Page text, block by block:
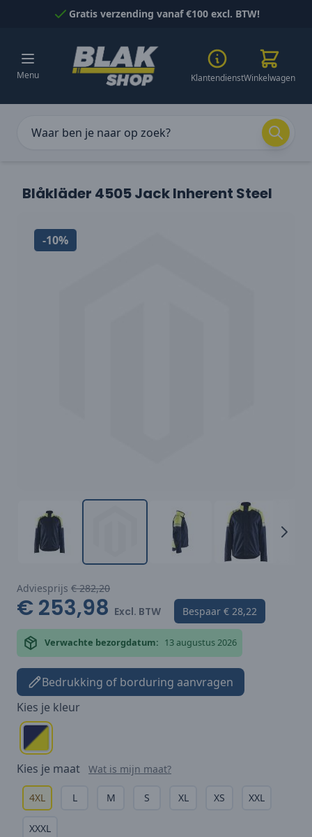
Naar inhoud gaanGratis verzending vanaf €100 excl. BTW!
Menu KlantendienstWinkelwagen
Blåkläder 4505 Jack Inherent Steel
-10%
Adviesprijs € 282,20
€ 253,98 Excl. BTW Bespaar € 28,22
Verwachte bezorgdatum: 13 augustus 2026
Bedrukking of borduring aanvragen
Kies je kleur
Kies je maat Wat is mijn maat?
4XL L M S XL XS XXL
XXXL